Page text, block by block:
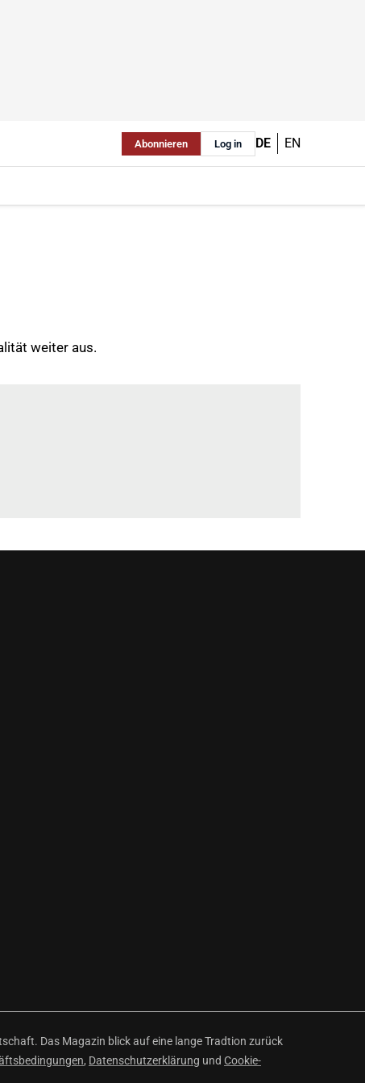
Abonnieren Log in DE EN
weiter aus.
Das Magazin blick auf eine lange Tradtion zurück
, Datenschutzerklärung und Cookie-